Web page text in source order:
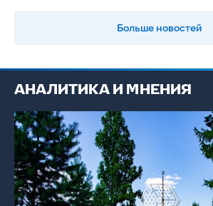
Больше новостей
АНАЛИТИКА И МНЕНИЯ